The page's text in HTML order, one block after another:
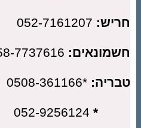
052-7161207
058-7737616
*0508-361166
052-9256124